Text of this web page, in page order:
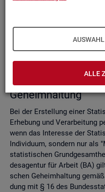
ALLE
tung
Zell­sper­rungs­ver­fah­ren
Run­dungs­ver­fah­ren
Ver­gleich der
Recht­li­che
Ge­heim­hal­tung
Bei der Er­stel­lung einer
Er­he­bung und Ver­ar­bei­tung
wenn das In­ter­es­se der
In­di­vi­du­um, son­dern nur als
sta­tis­ti­schen
des­agen­tur für Ar­beit (BA)
schen Ge­heim­hal­tung
dung mit § 16 des